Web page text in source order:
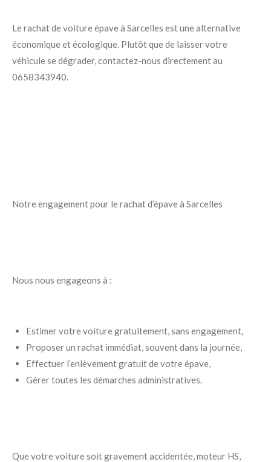
Le rachat de voiture épave à Sarcelles est une alternative
économique et écologique. Plutôt que de laisser votre
véhicule se dégrader, contactez-nous directement au
0658343940.
Notre engagement pour le rachat d’épave à Sarcelles
Nous nous engageons à :
Estimer votre voiture gratuitement, sans engagement,
Proposer un rachat immédiat, souvent dans la journée,
Effectuer l’enlèvement gratuit de votre épave,
Gérer toutes les démarches administratives.
Que votre voiture soit gravement accidentée, moteur HS,